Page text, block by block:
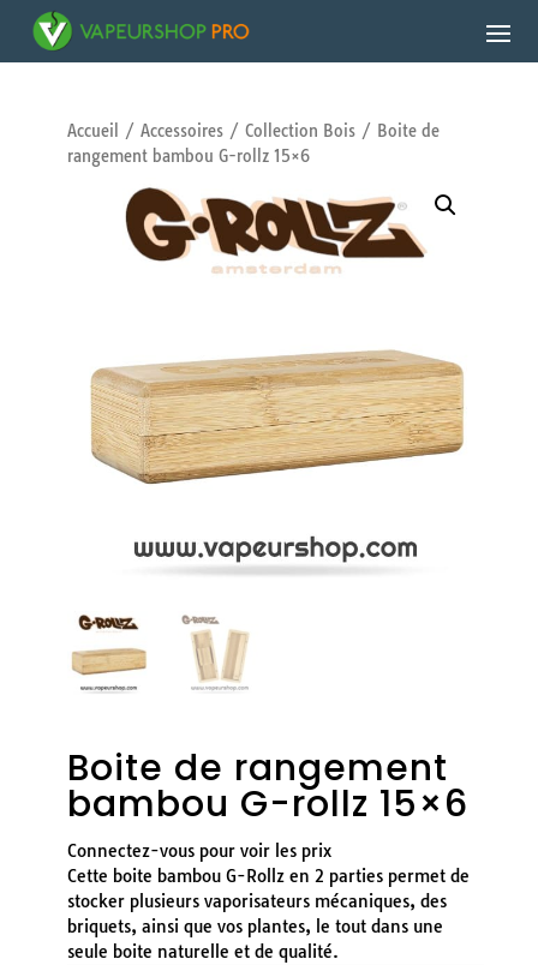
Accueil / Accessoires/ Collection Bois/ Boite de
rangement bambou G-rollz 15×6
Boite de rangement
bambou G-rollz 15×6
Connectez-vous pour voir les prix
Cette boite bambou G-Rollz en 2 parties permet de
stocker plusieurs vaporisateurs mécaniques, des
briquets, ainsi que vos plantes, le tout dans une
seule boite naturelle et de qualité.